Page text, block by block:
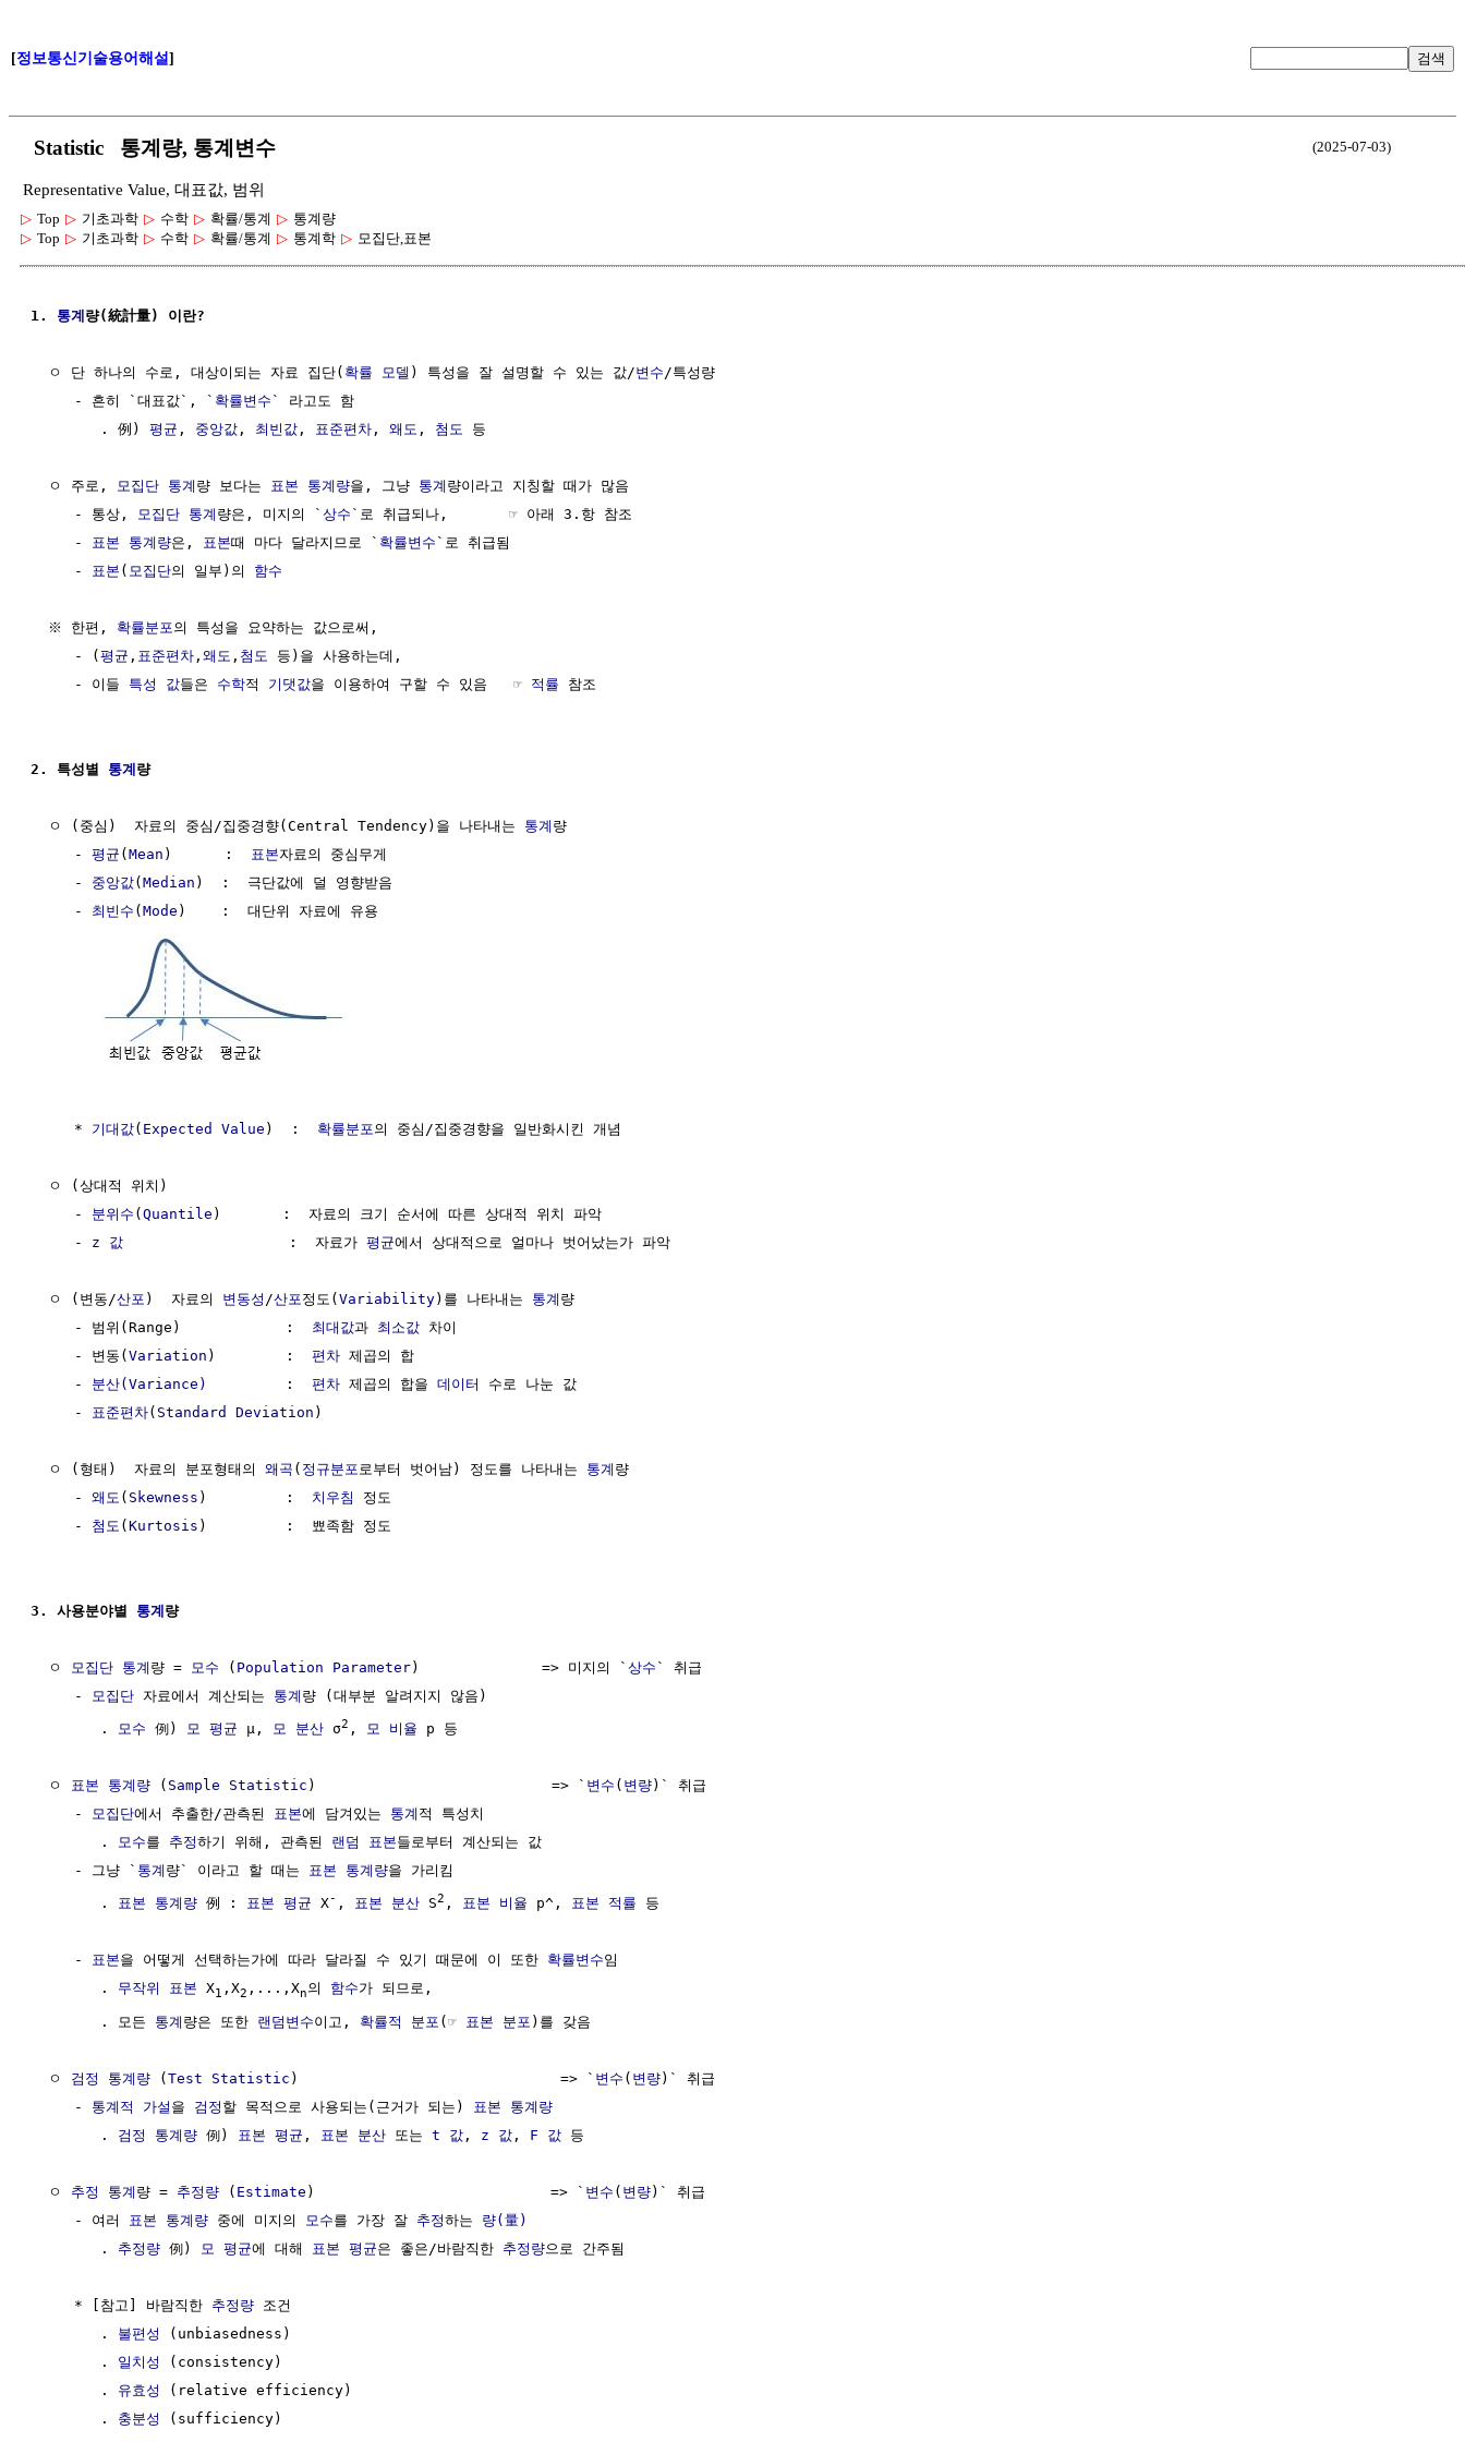
[정보통신기술용어해설] 검색
Statistic 통계량, 통계변수 (2025-07-03)
Representative Value, 대표값, 범위
▷ Top ▷ 기초과학 ▷ 수학 ▷ 확률/통계 ▷ 통계량
▷ Top ▷ 기초과학 ▷ 수학 ▷ 확률/통계 ▷ 통계학 ▷ 모집단,표본
1. 통계량(統計量) 이란?
  ㅇ 단 하나의 수로, 대상이되는 자료 집단(
확률 모델 ) 특성을 잘 설명할 수 있는 값/변수 /특성량
     - 흔히 `대표값`, `
확률변수 ` 라고도 함
        . 例)
평균 , 중앙값 , 최빈값 , 표준편차 , 왜도 , 첨도 등
  ㅇ 주로,
모집단 통계 량 보다는 표본 통계량을, 그냥 통계 량이라고 지칭할 때가 많음
     - 통상,
모집단 통계 량은, 미지의 ` 상수 `로 취급되나,       ☞ 아래 3.항 참조
     -
표본 통계량은, 표본때 마다 달라지므로 ` 확률변수 `로 취급됨
     -
표본 ( 모집단의 일부)의 함수
  ※ 한편,
확률분포의 특성을 요약하는 값으로써,
     - (
평균 , 표준편차 , 왜도 , 첨도
등)을 사용하는데,
     - 이들
특성 값들은 수학적 기댓값을 이용하여 구할 수 있음   ☞ 적률 참조
2. 특성별 통계량
  ㅇ (중심)  자료의 중심/집중경향(Central Tendency)을 나타내는
통계 량
     -
평균 (Mean )      : 표본자료의 중심무게
     -
중앙값(Median )  :  극단값에 덜 영향받음
     -
최빈수 (Mode )    :  대단위 자료에 유용
     *
기대값( Expected Value )  : 확률분포의 중심/집중경향을 일반화시킨 개념
  ㅇ (상대적 위치)
     -
분위수 (Quantile )       :  자료의 크기 순서에 따른 상대적 위치 파악
     -
z 값
                   :  자료가
평균에서 상대적으로 얼마나 벗어났는가 파악
  ㅇ (변동/
산포 )  자료의 변동성 /산포정도(Variability)를 나타내는 통계 량
     - 범위(Range)            :
최대값과 최소값 차이
     - 변동(
Variation )        : 편차 제곱의 합
     -
분산(Variance)
         :
편차 제곱의 합을 데이터
수로 나눈 값
     -
표준편차( Standard Deviation )
  ㅇ (형태)  자료의 분포형태의
왜곡 ( 정규분포 로부터 벗어남) 정도를 나타내는 통계 량
     -
왜도 ( Skewness )         : 치우침
정도
     -
첨도 (Kurtosis )         :  뾰족함 정도
3. 사용분야별 통계량
  ㅇ
모집단 통계 량 = 모수 ( Population Parameter)              => 미지의 ` 상수 ` 취급
     -
모집단 자료에서 계산되는 통계 량 (대부분 알려지지 않음)
        .
모수 例) 모 평균 μ, 모 분산 σ2 , 모 비율 p 등
  ㅇ
표본 통계량 ( Sample Statistic )                           => ` 변수 ( 변량)` 취급
     -
모집단에서 추출한/관측된 표본에 담겨있는 통계 적 특성치
        .
모수를 추정하기 위해, 관측된 랜덤 표본들로부터 계산되는 값
     - 그냥 `
통계 량` 이라고 할 때는 표본 통계량을 가리킴
        .
표본 통계량 例 : 표본 평균 X- , 표본 분산 S2 , 표본 비율 p^, 표본 적률 등
     -
표본을 어떻게 선택하는가에 따라 달라질 수 있기 때문에 이 또한 확률변수임
        .
무작위 표본 X1 ,X2 ,...,Xn의 함수가 되므로,
        . 모든
통계 량은 또한 랜덤변수이고, 확률적 분포 (☞ 표본 분포 )를 갖음
  ㅇ
검정 통계량 ( Test Statistic )                              => ` 변수 ( 변량)` 취급
     -
통계적 가설 을 검정 할 목적으로 사용되는(근거가 되는) 표본 통계량
        .
검정 통계량 例) 표본 평균 , 표본 분산 또는 t 값 , z 값 , F 값 등
  ㅇ
추정 통계 량 = 추정량 ( Estimate )                           => ` 변수 ( 변량)` 취급
     - 여러
표본 통계량 중에 미지의 모수를 가장 잘 추정하는 량(量)
        .
추정량 例) 모 평균에 대해 표본 평균은 좋은/바람직한 추정량으로 간주됨
     * [참고] 바람직한
추정량 조건
        .
불편성
(unbiasedness)
        .
일치성
(consistency)
        .
유효성
(relative efficiency)
        .
충분성